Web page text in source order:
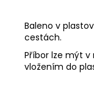
Baleno v
cestách.
Příbor lze mýt
vložením do